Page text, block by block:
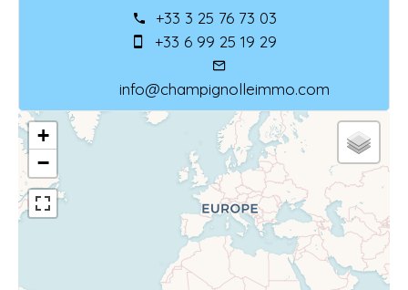
+33 3 25 76 73 03
+33 6 99 25 19 29
info@champignolleimmo.com
+
−